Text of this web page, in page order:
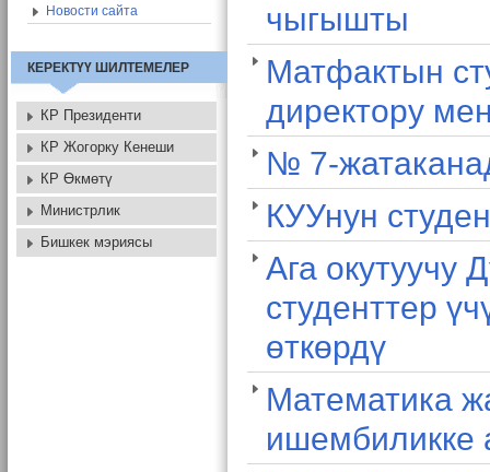
чыгышты
Матфактын
директору
№ 7-
КУУнун
Ага окутуучу
студенттер
өткөрдү
Математика
ишембиликке
Новости сайта
КЕРЕКТҮҮ ШИЛТЕМЕЛЕР
КР Президенти
КР Жогорку Кенеши
КР Өкмөтү
Министрлик
Бишкек мэриясы